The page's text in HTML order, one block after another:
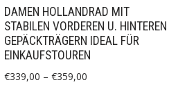
DAMEN HOLLANDRAD MIT
STABILEN VORDEREN U. HINTEREN
GEPÄCKTRÄGERN IDEAL FÜR
EINKAUFSTOUREN
€339,00 –€359,00